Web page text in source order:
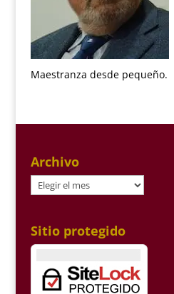
Maestranza desde pequeño.
Archivo
Archivo
Sitio protegido